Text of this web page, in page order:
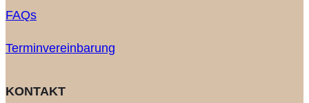
FAQs
Terminvereinbarung
KONTAKT